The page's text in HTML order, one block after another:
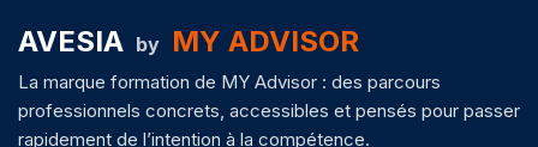
AVESIA by MY ADVISOR
La marque formation de MY Advisor : des parcours
professionnels concrets, accessibles et pensés pour passer
rapidement de l’intention à la compétence.